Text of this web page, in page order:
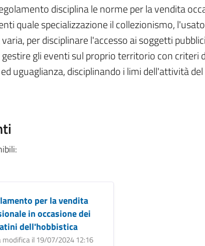
disciplina le norme per la vendita
quale specializzazione il collezionismo,
per disciplinare l'accesso ai soggetti
gli eventi sul proprio territorio con criteri
uguaglianza, disciplinando i limi dell'attività
per la vendita
in occasione dei
dell'hobbistica
modifica il 19/07/2024 12:16